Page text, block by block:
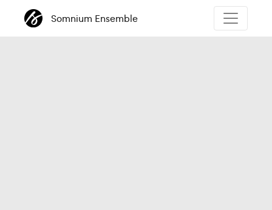
Somnium Ensemble